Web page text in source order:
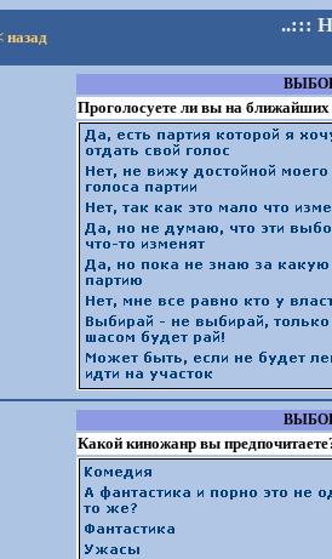
назад
..:::
Проголосуете ли вы на
Какой киножанр вы